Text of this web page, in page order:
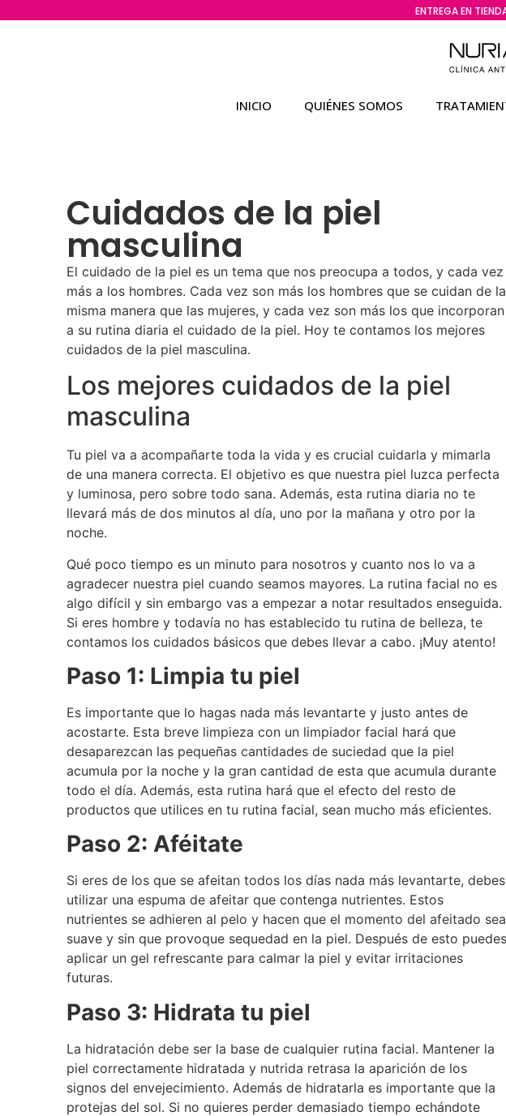
ENTREGA EN
INICIO QUIÉNES SOMOS
Cuidados de la piel
masculina
El cuidado de la piel es un tema que nos preocupa a todos, y cada vez
más a los hombres. Cada vez son más los hombres que se cuidan de la
misma manera que las mujeres, y cada vez son más los que incorporan
a su rutina diaria el cuidado de la piel. Hoy te contamos los mejores
cuidados de la piel masculina.
Los mejores cuidados de la piel
masculina
Tu piel va a acompañarte toda la vida y es crucial cuidarla y mimarla
de una manera correcta. El objetivo es que nuestra piel luzca perfecta
y luminosa, pero sobre todo sana. Además, esta rutina diaria no te
llevará más de dos minutos al día, uno por la mañana y otro por la
noche.
Qué poco tiempo es un minuto para nosotros y cuanto nos lo va a
agradecer nuestra piel cuando seamos mayores. La rutina facial no es
algo difícil y sin embargo vas a empezar a notar resultados enseguida.
Si eres hombre y todavía no has establecido tu rutina de belleza, te
contamos los cuidados básicos que debes llevar a cabo. ¡Muy atento!
Paso 1: Limpia tu piel
Es importante que lo hagas nada más levantarte y justo antes de
acostarte. Esta breve limpieza con un limpiador facial hará que
desaparezcan las pequeñas cantidades de suciedad que la piel
acumula por la noche y la gran cantidad de esta que acumula durante
todo el día. Además, esta rutina hará que el efecto del resto de
productos que utilices en tu rutina facial, sean mucho más eficientes.
Paso 2: Aféitate
Si eres de los que se afeitan todos los días nada más levantarte, debes
utilizar una espuma de afeitar que contenga nutrientes. Estos
nutrientes se adhieren al pelo y hacen que el momento del afeitado sea
suave y sin que provoque sequedad en la piel. Después de esto puedes
aplicar un gel refrescante para calmar la piel y evitar irritaciones
futuras.
Paso 3: Hidrata tu piel
La hidratación debe ser la base de cualquier rutina facial. Mantener la
piel correctamente hidratada y nutrida retrasa la aparición de los
signos del envejecimiento. Además de hidratarla es importante que la
protejas del sol. Si no quieres perder demasiado tiempo echándote